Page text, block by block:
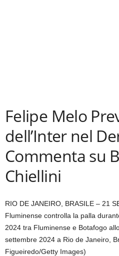
Felipe Melo
dell’Inter nel
Commenta su
Chiellini
RIO DE JANEIRO, BRASILE – 21
Fluminense controlla la palla
2024 tra Fluminense e Botafogo
settembre 2024 a Rio de Janeiro,
Figueiredo/Getty Images)